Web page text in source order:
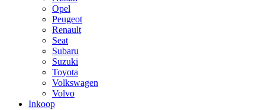
Opel
Peugeot
Renault
Seat
Subaru
Suzuki
Toyota
Volkswagen
Volvo
Inkoop